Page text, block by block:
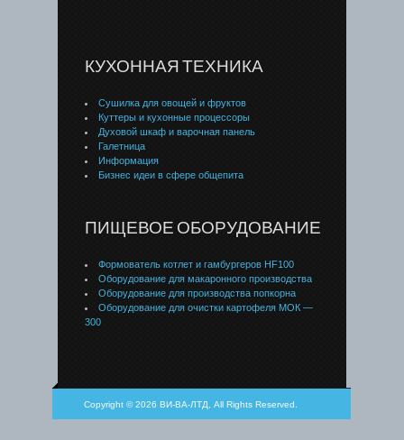
КУХОННАЯ ТЕХНИКА
Сушилка для овощей и фруктов
Куттеры и кухонные процессоры
Духовой шкаф и варочная панель
Галетница
Информация
Бизнес идеи в сфере общепита
ПИЩЕВОЕ ОБОРУДОВАНИЕ
Формователь котлет и гамбургеров HF100
Оборудование для макаронного производства
Оборудование для производства попкорна
Оборудование для очистки картофеля МОК —
300
Copyright © 2026 ВИ-ВА-ЛТД, All Rights Reserved.